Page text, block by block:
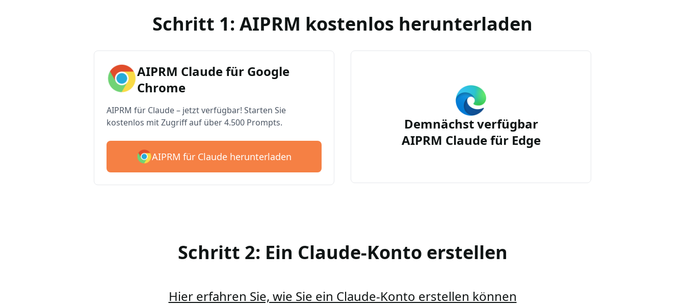
Schritt 1: AIPRM kostenlos herunterladen
AIPRM Claude für Google
Chrome
AIPRM für Claude – jetzt verfügbar! Starten Sie
kostenlos mit Zugriff auf über 4.500 Prompts.
AIPRM für Claude herunterladen
Demnächst verfügbar
AIPRM Claude für Edge
Schritt 2: Ein Claude-Konto erstellen
Hier erfahren Sie, wie Sie ein Claude-Konto erstellen können